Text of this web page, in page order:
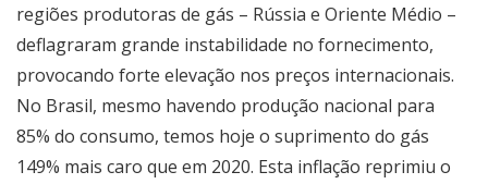
regiões produtoras de gás – Rússia e Oriente Médio –
deflagraram grande instabilidade no fornecimento,
provocando forte elevação nos preços internacionais.
No Brasil, mesmo havendo produção nacional para
85% do consumo, temos hoje o suprimento do gás
149% mais caro que em 2020. Esta inflação reprimiu o